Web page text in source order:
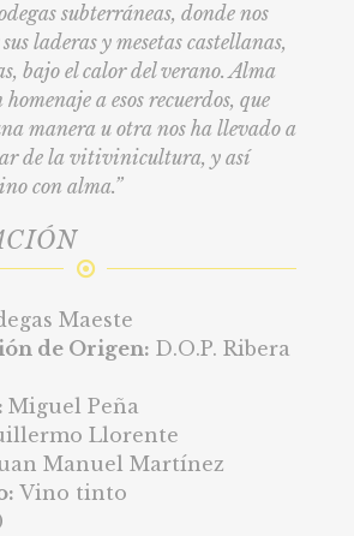
subterráneas, donde nos
laderas y mesetas castellanas,
bajo el calor del verano. Alma
a esos recuerdos, que
manera u otra nos ha llevado a
de la vitivinicultura, y así
con alma.”
Maeste
de Origen: D.O.P. Ribera
Miguel Peña
Llorente
Manuel Martínez
Vino tinto